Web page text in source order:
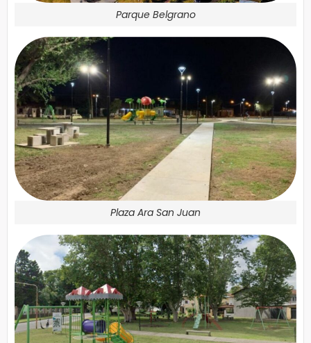
Parque Belgrano
Plaza Ara San Juan